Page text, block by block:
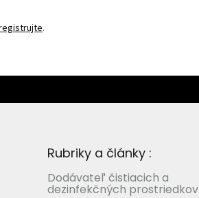
.
Rubriky a články :
Dodávateľ čistiacich a
dezinfekčných prostriedkov